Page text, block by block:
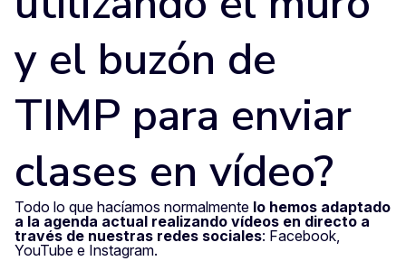
y el buzón de
TIMP para enviar
clases en vídeo?
Todo lo que hacíamos normalmente lo hemos adaptado
a la agenda actual realizando vídeos en directo a
través de nuestras redes sociales: Facebook,
YouTube e Instagram.